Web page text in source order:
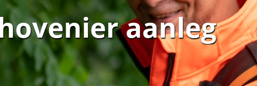
aanleg